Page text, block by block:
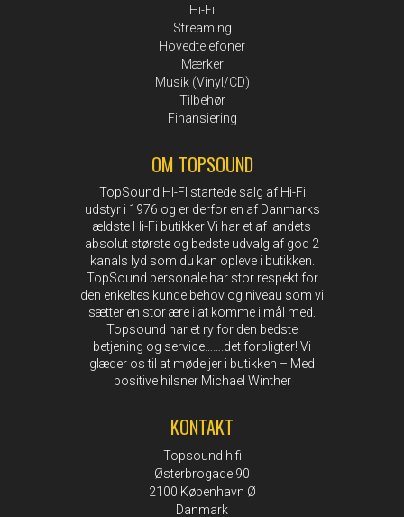
Hi-Fi
Streaming
Hovedtelefoner
Mærker
Musik (Vinyl/CD)
Tilbehør
Finansiering
OM TOPSOUND
TopSound HI-FI startede salg af Hi-Fi
udstyr i 1976 og er derfor en af Danmarks
ældste Hi-Fi butikker Vi har et af landets
absolut største og bedste udvalg af god 2
kanals lyd som du kan opleve i butikken.
TopSound personale har stor respekt for
den enkeltes kunde behov og niveau som vi
sætter en stor ære i at komme i mål med.
Topsound har et ry for den bedste
betjening og service…….det forpligter! Vi
glæder os til at møde jer i butikken – Med
positive hilsner Michael Winther
KONTAKT
Topsound hifi
Østerbrogade 90
2100 København Ø
Danmark